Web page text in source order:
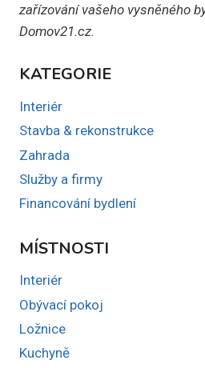
zařízování vašeho vysněného
Domov21.cz.
KATEGORIE
Interiér
Stavba & rekonstrukce
Zahrada
Služby a firmy
Financování bydlení
MÍSTNOSTI
Interiér
Obývací pokoj
Ložnice
Kuchyně